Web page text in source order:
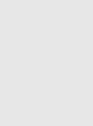
ポメロは少し苦く、ド